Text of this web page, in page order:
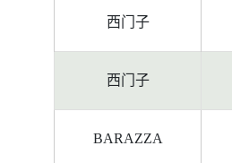
西门子
西门子
BARAZZA